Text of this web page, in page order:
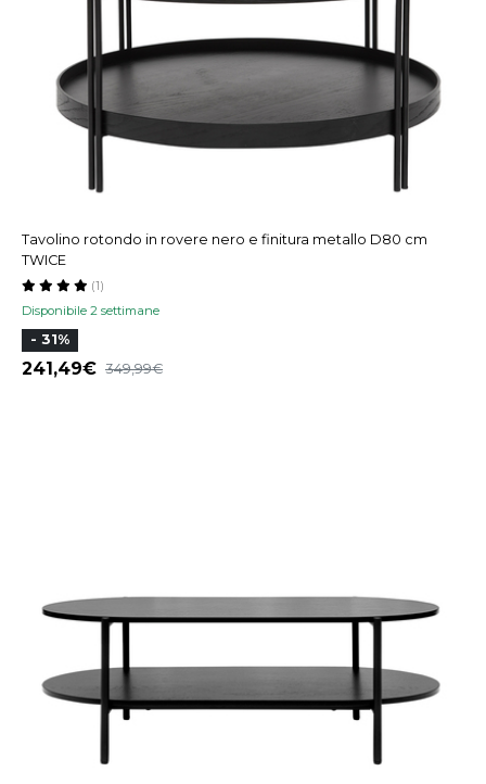
Tavolino rotondo in rovere nero e finitura metallo D80 cm
TWICE
Disponibile 2 settimane
(1)
- 31%
241,49 349,99